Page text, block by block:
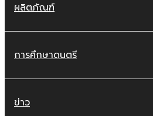
ผลิตภัณฑ์
การศึกษาดนตรี
ข่าว